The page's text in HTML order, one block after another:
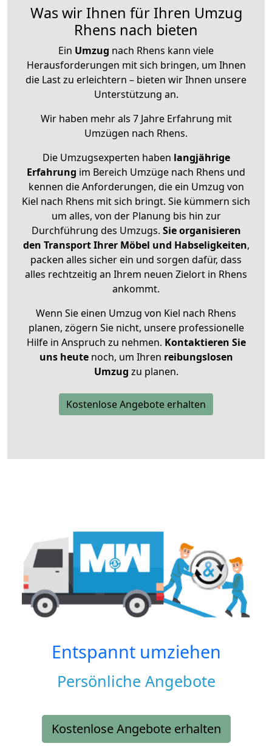
Was wir Ihnen für Ihren Umzug
Rhens nach bieten
Ein Umzug nach Rhens kann viele
Herausforderungen mit sich bringen, um Ihnen
die Last zu erleichtern – bieten wir Ihnen unsere
Unterstützung an.
Wir haben mehr als 7 Jahre Erfahrung mit
Umzügen nach Rhens.
Die Umzugsexperten haben langjährige
Erfahrung im Bereich Umzüge nach Rhens und
kennen die Anforderungen, die ein Umzug von
Kiel nach Rhens mit sich bringt. Sie kümmern sich
um alles, von der Planung bis hin zur
Durchführung des Umzugs. Sie organisieren
den Transport Ihrer Möbel und Habseligkeiten,
packen alles sicher ein und sorgen dafür, dass
alles rechtzeitig an Ihrem neuen Zielort in Rhens
ankommt.
Wenn Sie einen Umzug von Kiel nach Rhens
planen, zögern Sie nicht, unsere professionelle
Hilfe in Anspruch zu nehmen. Kontaktieren Sie
uns heutenoch, um Ihren reibungslosen
Umzug zu planen.
Kostenlose Angebote erhalten
Entspannt umziehen
Persönliche Angebote
Kostenlose Angebote erhalten